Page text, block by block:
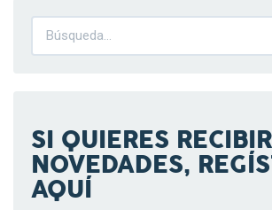
SI QUIERES RECIBIR
NOVEDADES,
AQUÍ